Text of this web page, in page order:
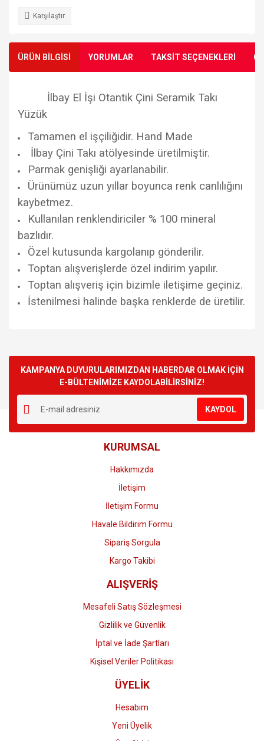
Karşılaştır
ÜRÜN BİLGİSİ YORUMLAR TAKSİT SEÇENEKLERİ
İlbay El İşi Otantik Çini Seramik Takı
Yüzük
Tamamen el işçiliğidir. Hand Made
İlbay Çini Takı atölyesinde üretilmiştir.
Parmak genişliği ayarlanabilir.
Ürünümüz uzun yıllar boyunca renk canlılığını
kaybetmez.
Kullanılan renklendiriciler % 100 mineral
bazlıdır.
Özel kutusunda kargolanıp gönderilir.
Toptan alışverişlerde özel indirim yapılır.
Toptan alışveriş için bizimle iletişime geçiniz.
İstenilmesi halinde başka renklerde de üretilir.
Yorum Yaz
kullanarak tarafımıza iletebilirsiniz.
Görüş ve önerileriniz için teşekkür ederiz.
Ürün resmi kalitesiz, bozuk veya görüntülenemiyor.
Ürün açıklamasında eksik bilgiler bulunuyor.
Ürün bilgilerinde hatalar bulunuyor.
Ürün fiyatı diğer sitelerden daha pahalı.
Gönder
KAMPANYA DUYURULARIMIZDAN HABERDAR OLMAK İÇİN
E-BÜLTENİMİZE KAYDOLABİLİRSİNİZ!
KAYDOL
KURUMSAL
Hakkımızda
İletişim
İletişim Formu
Havale Bildirim Formu
Sipariş Sorgula
Kargo Takibi
ALIŞVERİŞ
Mesafeli Satış Sözleşmesi
Gizlilik ve Güvenlik
İptal ve İade Şartları
Kişisel Veriler Politikası
ÜYELİK
Hesabım
Yeni Üyelik